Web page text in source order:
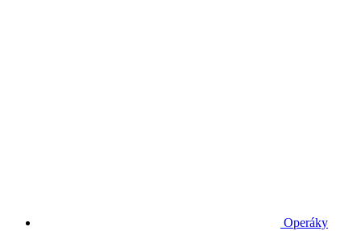
Operáky